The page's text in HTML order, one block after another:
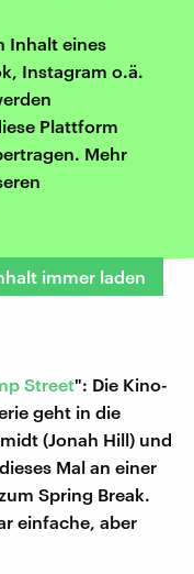
Inhalt eines
Instagram o.ä.
Plattform
Mehr
immer laden
Street": Die Kino-
geht in die
(Jonah Hill) und
Mal an einer
Spring Break.
einfache, aber